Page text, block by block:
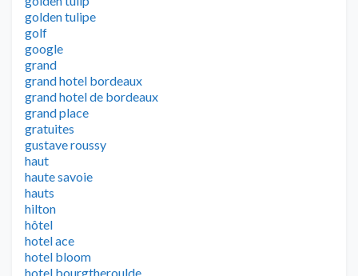
golden tulipe
golf
google
grand
grand hotel bordeaux
grand hotel de bordeaux
grand place
gratuites
gustave roussy
haut
haute savoie
hauts
hilton
hôtel
hotel ace
hotel bloom
hotel bourgtheroulde